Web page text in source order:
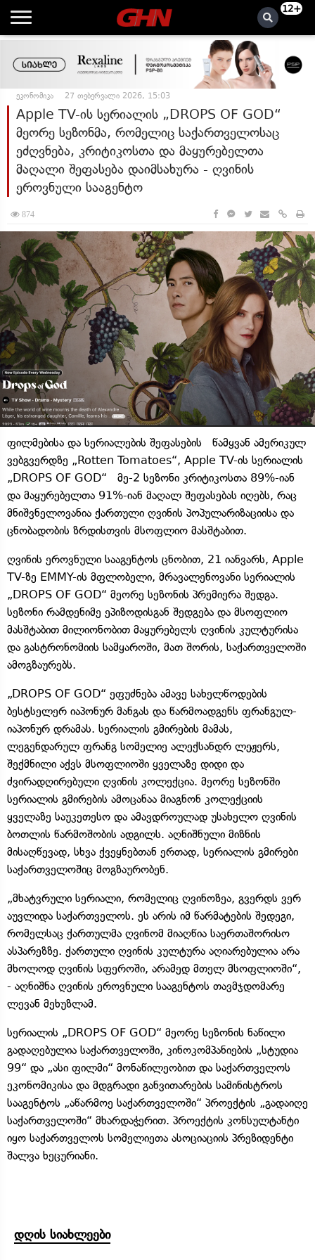
12+
ეკონომიკა 27 თებერვალი 2026, 15:03
Apple TV-ის სერიალის „DROPS OF GOD“
მეორე სეზონმა, რომელიც საქართველოსაც
ეძღვნება, კრიტიკოსთა და მაყურებელთა
მაღალი შეფასება დაიმსახურა - ღვინის
ეროვნული სააგენტო
874
ფილმებისა და სერიალების შეფასების წამყვან ამერიკულ
ვებგვერდზე „Rotten Tomatoes“, Apple TV-ის სერიალის
„DROPS OF GOD“ მე-2 სეზონი კრიტიკოსთა 89%-იან
და მაყურებელთა 91%-იან მაღალ შეფასებას იღებს, რაც
მნიშვნელოვანია ქართული ღვინის პოპულარიზაციისა და
ცნობადობის ზრდისთვის მსოფლიო მასშტაბით.
ღვინის ეროვნული სააგენტოს ცნობით, 21 იანვარს, Apple
TV-ზე EMMY-ის მფლობელი, მრავალენოვანი სერიალის
„DROPS OF GOD“ მეორე სეზონის პრემიერა შედგა.
სეზონი რამდენიმე ეპიზოდისგან შედგება და მსოფლიო
მასშტაბით მილიონობით მაყურებელს ღვინის კულტურისა
და გასტრონომიის სამყაროში, მათ შორის, საქართველოში
ამოგზაურებს.
„DROPS OF GOD“ ეფუძნება ამავე სახელწოდების
ბესტსელერ იაპონურ მანგას და წარმოადგენს ფრანგულ-
იაპონურ დრამას. სერიალის გმირების მამას,
ლეგენდარულ ფრანგ სომელიე ალექსანდრ ლეჟერს,
შექმნილი აქვს მსოფლიოში ყველაზე დიდი და
ძვირადღირებული ღვინის კოლექცია. მეორე სეზონში
სერიალის გმირების ამოცანაა მიაგნონ კოლექციის
ყველაზე საუკეთესო და ამავდროულად უსახელო ღვინის
ბოთლის წარმოშობის ადგილს. აღნიშნული მიზნის
მისაღწევად, სხვა ქვეყნებთან ერთად, სერიალის გმირები
საქართველოშიც მოგზაურობენ.
„მხატვრული სერიალი, რომელიც ღვინოზეა, გვერდს ვერ
აუვლიდა საქართველოს. ეს არის იმ წარმატების შედეგი,
რომელსაც ქართულმა ღვინომ მიაღწია საერთაშორისო
ასპარეზზე. ქართული ღვინის კულტურა აღიარებულია არა
მხოლოდ ღვინის სფეროში, არამედ მთელ მსოფლიოში“,
- აღნიშნა ღვინის ეროვნული სააგენტოს თავმჯდომარე
ლევან მეხუზლამ.
სერიალის „DROPS OF GOD“ მეორე სეზონის ნაწილი
გადაღებულია საქართველოში, კინოკომპანიების „სტუდია
99“ და „ასი ფილმი“ მონაწილეობით და საქართველოს
ეკონომიკისა და მდგრადი განვითარების სამინისტროს
სააგენტოს „აწარმოე საქართველოში“ პროექტის „გადაიღე
საქართველოში“ მხარდაჭერით. პროექტის კონსულტანტი
იყო საქართველოს სომელიეთა ასოციაციის პრეზიდენტი
შალვა ხეცურიანი.
დღის სიახლეები